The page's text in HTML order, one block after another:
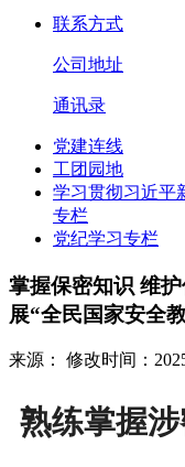
联系方式
公司地址
通讯录
党建连线
工团园地
学习贯彻习近平
专栏
党纪学习专栏
掌握保密知识 维
展“全民国家安全
来源： 修改时间：
熟练掌握